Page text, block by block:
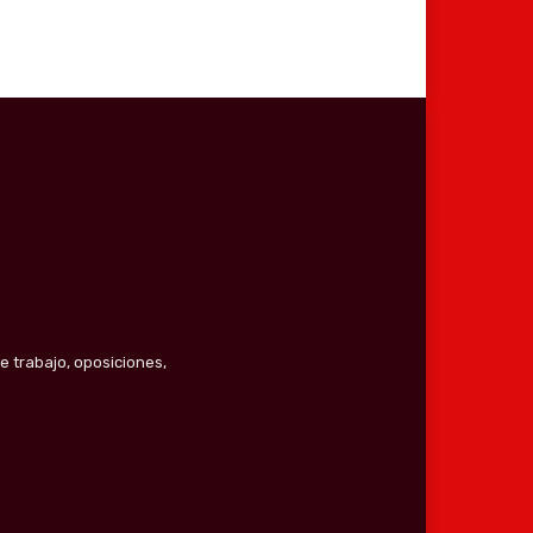
trabajo, oposiciones,